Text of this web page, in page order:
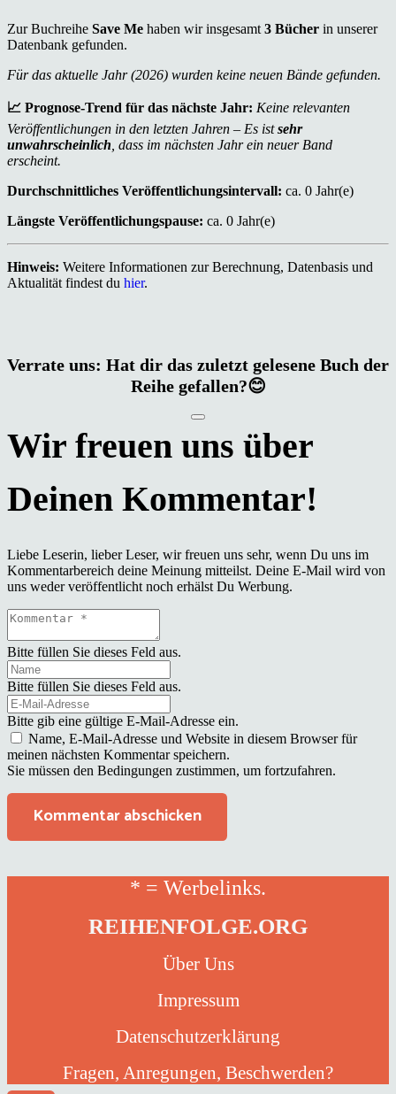
Zur Buchreihe Save Me haben wir insgesamt 3 Bücher in unserer
Datenbank gefunden.
Für das aktuelle Jahr (2026) wurden keine neuen Bände gefunden.
📈 Prognose-Trend für das nächste Jahr: Keine relevanten
Veröffentlichungen in den letzten Jahren – Es istsehr
unwahrscheinlich , dass im nächsten Jahr ein neuer Band
erscheint.
Durchschnittliches Veröffentlichungsintervall: ca. 0 Jahr(e)
Längste Veröffentlichungspause: ca. 0 Jahr(e)
Hinweis: Weitere Informationen zur Berechnung, Datenbasis und
Aktualität findest du hier.
Verrate uns: Hat dir das zuletzt gelesene Buch der
Reihe gefallen?😊
Liebe Leserin, lieber Leser, wir freuen uns sehr, wenn Du uns im
Kommentarbereich deine Meinung mitteilst. Deine E-Mail wird von
uns weder veröffentlicht noch erhälst Du Werbung.
Bitte füllen Sie dieses Feld aus.
Bitte füllen Sie dieses Feld aus.
Bitte gib eine gültige E-Mail-Adresse ein.
Name, E-Mail-Adresse und Website in diesem Browser für
meinen nächsten Kommentar speichern.
Sie müssen den Bedingungen zustimmen, um fortzufahren.
Kommentar abschicken
* = Werbelinks.
REIHENFOLGE.ORG
Über Uns
Impressum
Datenschutzerklärung
Fragen, Anregungen, Beschwerden?